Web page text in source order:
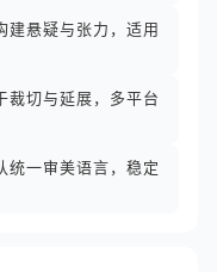
建悬疑与张力，适用
裁切与延展，多平台
统一审美语言，稳定